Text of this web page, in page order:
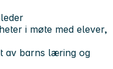
i møte med elever,
av barns læring og